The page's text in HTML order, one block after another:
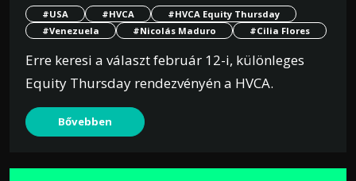
#USA #HVCA
#HVCA Equity Thursday
#Venezuela
#Nicolás Maduro #Cilia Flores
Erre keresi a választ február 12-i, különleges
Equity Thursday rendezvényén a HVCA.
Bővebben